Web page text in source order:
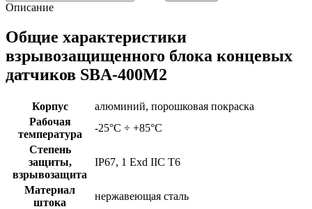
Описание
Общие характеристики
взрывозащищенного блока концевых
датчиков SBA-400M2
Корпус
алюминий, порошковая покраска
Рабочая
температура
-25°C ÷ +85°C
Степень
защиты,
взрывозащита
IP67, 1 Exd IIC T6
Материал
штока
нержавеющая сталь